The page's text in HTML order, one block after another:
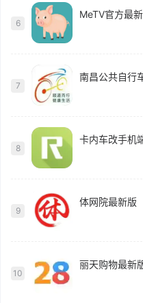
6
MeTV官方最
7
8
卡内车改手机
9
体网院最新版
10
丽天购物最新